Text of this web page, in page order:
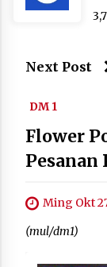
Next Post
DM 1
Flower
Pesanan
Ming Okt
(mul/dm1)